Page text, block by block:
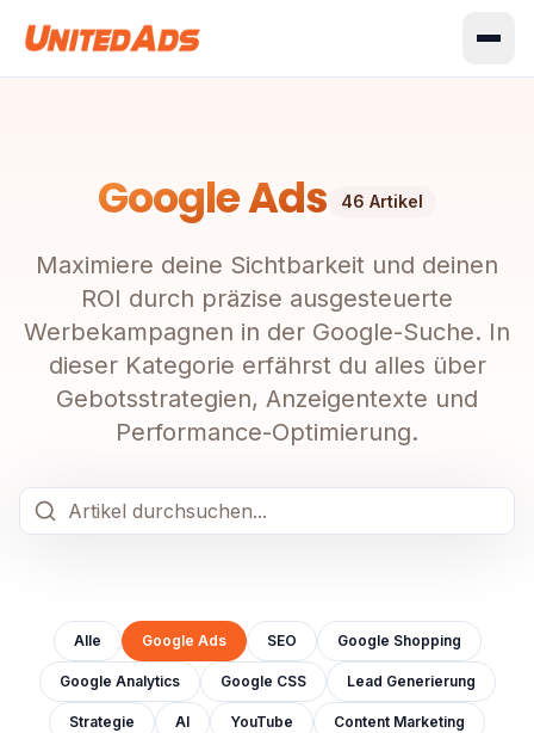
Google Ads 46 Artikel
Maximiere deine Sichtbarkeit und deinen
ROI durch präzise ausgesteuerte
Werbekampagnen in der Google-Suche. In
dieser Kategorie erfährst du alles über
Gebotsstrategien, Anzeigentexte und
Performance-Optimierung.
Alle Google Ads SEO Google Shopping
Google Analytics Google CSS Lead Generierung
Strategie AI YouTube Content Marketing